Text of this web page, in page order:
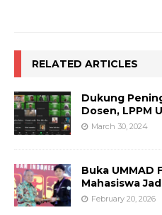
RELATED ARTICLES
Dukung
Dosen, LPPM
March 30, 2024
Buka UMMAD
Mahasiswa
February 20, 2026